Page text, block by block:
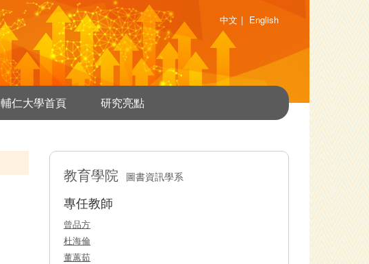
中文 | English
輔仁大學首頁 研究亮點
教育學院 圖書資訊學系
專任教師
曾品方
杜海倫
董蕙茹